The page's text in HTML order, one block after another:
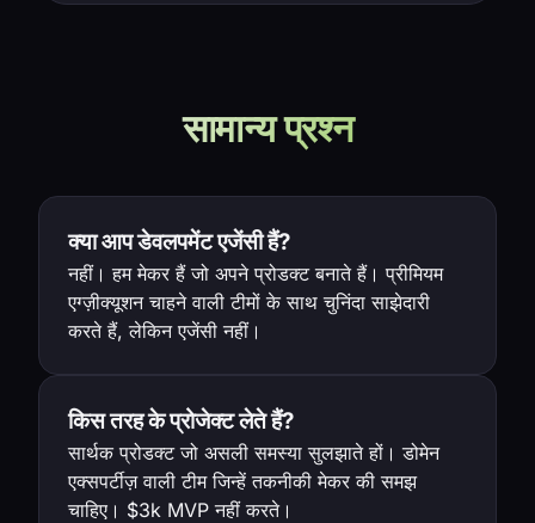
सामान्य प्रश्न
क्या आप डेवलपमेंट एजेंसी हैं?
नहीं। हम मेकर हैं जो अपने प्रोडक्ट बनाते हैं। प्रीमियम
एग्ज़ीक्यूशन चाहने वाली टीमों के साथ चुनिंदा साझेदारी
करते हैं, लेकिन एजेंसी नहीं।
किस तरह के प्रोजेक्ट लेते हैं?
सार्थक प्रोडक्ट जो असली समस्या सुलझाते हों। डोमेन
एक्सपर्टीज़ वाली टीम जिन्हें तकनीकी मेकर की समझ
चाहिए। $3k MVP नहीं करते।